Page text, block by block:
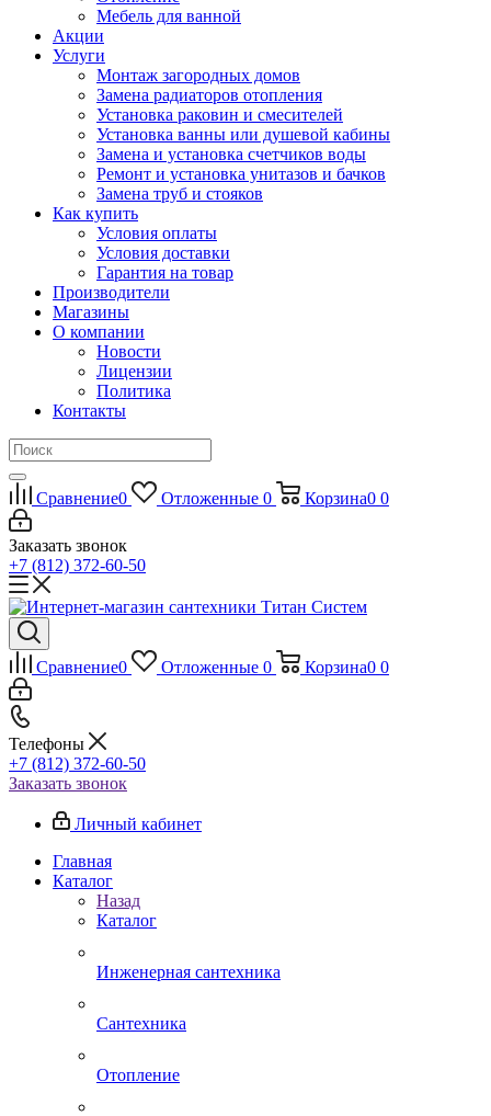
Мебель для ванной
Акции
Услуги
Монтаж загородных домов
Замена радиаторов отопления
Установка раковин и смесителей
Установка ванны или душевой кабины
Замена и установка счетчиков воды
Ремонт и установка унитазов и бачков
Замена труб и стояков
Как купить
Условия оплаты
Условия доставки
Гарантия на товар
Производители
Магазины
О компании
Новости
Лицензии
Политика
Контакты
Сравнение0 Отложенные 0 Корзина0 0
Заказать звонок
+7 (812) 372-60-50
Сравнение0 Отложенные 0 Корзина0 0
Телефоны
+7 (812) 372-60-50
Заказать звонок
Личный кабинет
Главная
Каталог
Назад
Каталог
Инженерная сантехника
Сантехника
Отопление